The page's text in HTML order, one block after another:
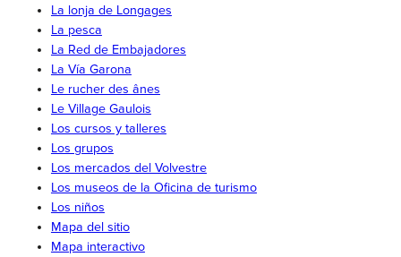
La lonja de Longages
La pesca
La Red de Embajadores
La Vía Garona
Le rucher des ânes
Le Village Gaulois
Los cursos y talleres
Los grupos
Los mercados del Volvestre
Los museos de la Oficina de turismo
Los niños
Mapa del sitio
Mapa interactivo